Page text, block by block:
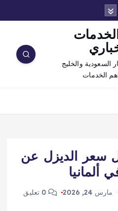
السعودية والخليج
الخدمات
سعر الديزل عن
ألمانيا
مارس 24, 2026